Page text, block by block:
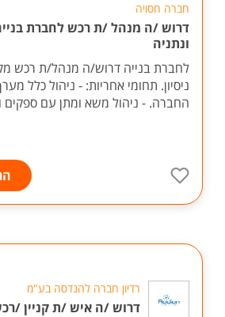
חברה חסויה
דרוש /ה מנהל /ת רכש לחברת
ונתניה
לחברת בנייה דרוש/ה מנהל/ת רכש
ניסיון. תחומי אחריות: - ניהול כלל
החברה. - ניהול משא ומתן עם ספקים
רדיון חברה להנדסה בע"מ
דרוש /ה איש /ת קניין /